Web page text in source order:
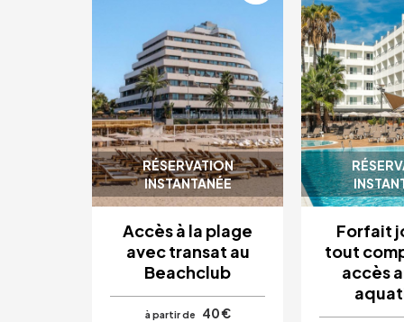
RÉSERVATION
INSTANTANÉE
Accès à la plage
avec transat au
Beachclub
à partir de 40 €
Forfait
tout
accès